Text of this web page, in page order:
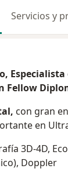
Servicios y
Fellow
con gran
en
3D-4D,
Doppler